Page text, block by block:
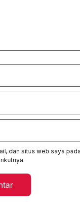
dan situs web saya